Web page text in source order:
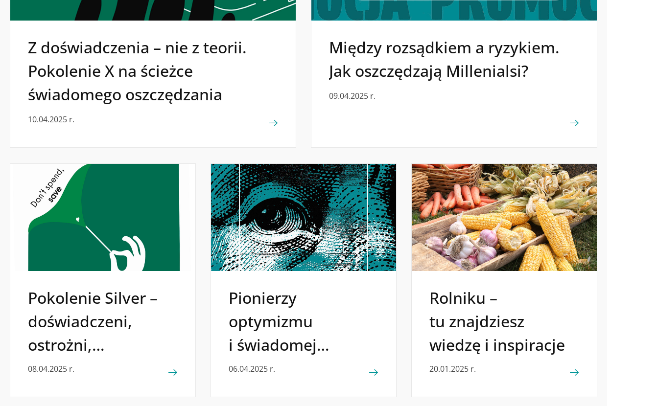
Z doświadczenia – nie z teorii.
Pokolenie X na ścieżce
świadomego oszczędzania
10.04.2025 r.
Między rozsądkiem a ryzykiem.
Jak oszczędzają Millenialsi?
09.04.2025 r.
Pokolenie Silver –
doświadczeni,
ostrożni,
niedocenieni
08.04.2025 r.
Pionierzy
optymizmu
i świadomej
konsumpcji –
06.04.2025 r.
Rolniku –
tu znajdziesz
wiedzę i inspiracje
20.01.2025 r.